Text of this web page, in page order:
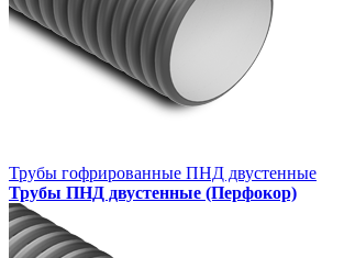
Трубы гофрированные ПНД двустенные
Трубы ПНД двустенные (Перфокор)